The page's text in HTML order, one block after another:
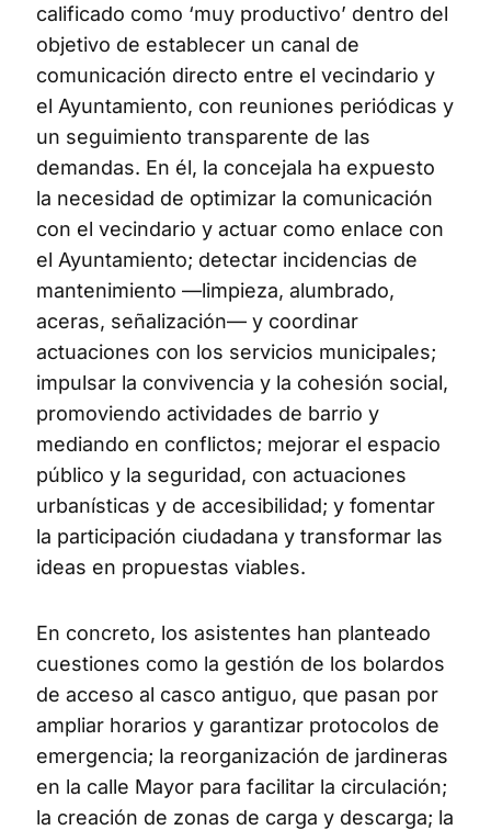
calificado como ‘muy productivo’ dentro del
objetivo de establecer un canal de
comunicación directo entre el vecindario y
el Ayuntamiento, con reuniones periódicas y
un seguimiento transparente de las
demandas. En él, la concejala ha expuesto
la necesidad de optimizar la comunicación
con el vecindario y actuar como enlace con
el Ayuntamiento; detectar incidencias de
mantenimiento —limpieza, alumbrado,
aceras, señalización— y coordinar
actuaciones con los servicios municipales;
impulsar la convivencia y la cohesión social,
promoviendo actividades de barrio y
mediando en conflictos; mejorar el espacio
público y la seguridad, con actuaciones
urbanísticas y de accesibilidad; y fomentar
la participación ciudadana y transformar las
ideas en propuestas viables.
En concreto, los asistentes han planteado
cuestiones como la gestión de los bolardos
de acceso al casco antiguo, que pasan por
ampliar horarios y garantizar protocolos de
emergencia; la reorganización de jardineras
en la calle Mayor para facilitar la circulación;
la creación de zonas de carga y descarga; la